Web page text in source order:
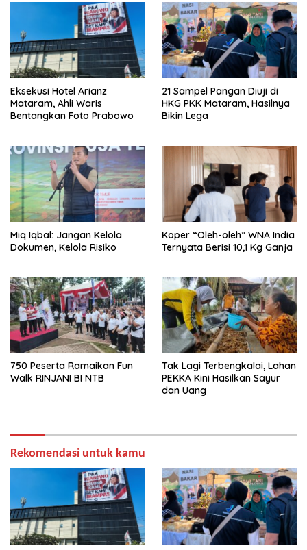
Eksekusi Hotel Arianz
Mataram, Ahli Waris
Bentangkan Foto Prabowo
21 Sampel Pangan Diuji di
HKG PKK Mataram, Hasilnya
Bikin Lega
Miq Iqbal: Jangan Kelola
Dokumen, Kelola Risiko
Koper “Oleh-oleh” WNA India
Ternyata Berisi 10,1 Kg Ganja
750 Peserta Ramaikan Fun
Walk RINJANI BI NTB
Tak Lagi Terbengkalai, Lahan
PEKKA Kini Hasilkan Sayur
dan Uang
Rekomendasi untuk kamu